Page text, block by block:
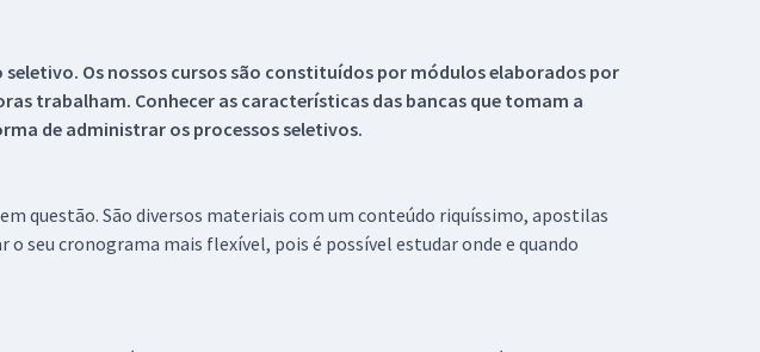
Os nossos cursos são constituídos por módulos elaborados por
trabalham. Conhecer as características das bancas que tomam a
de administrar os processos seletivos.
questão. São diversos materiais com um conteúdo riquíssimo, apostilas
seu cronograma mais flexível, pois é possível estudar onde e quando